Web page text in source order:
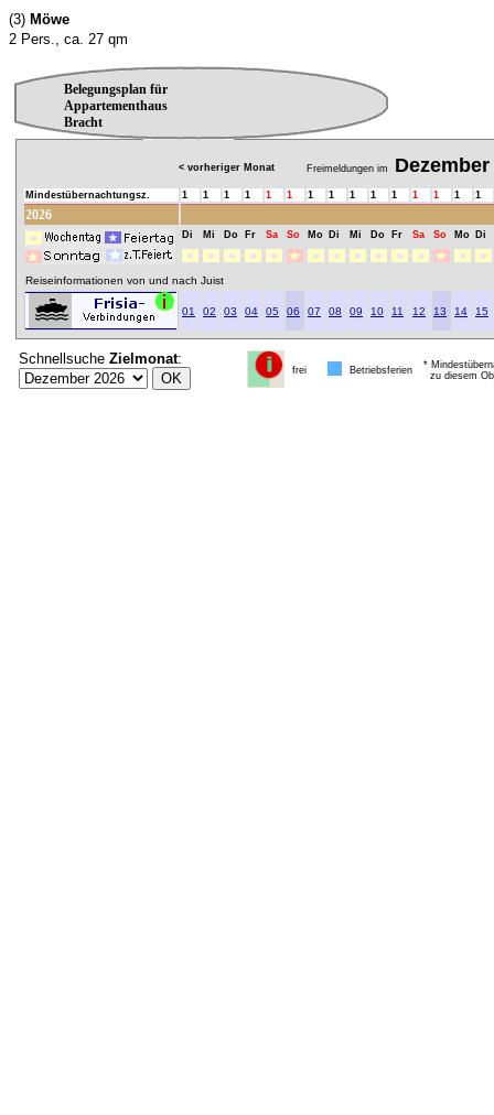
(3) Möwe
2 Pers., ca. 27 qm
Belegungsplan für
Appartementhaus
Bracht
< vorheriger Monat Freimeldungen im Dezember
Mindestübernachtungsz. 1 1 1 1 1 1 1 1 1 1 1 1 1 1 1
2026
Di Mi Do Fr Sa So Mo Di Mi Do Fr Sa So Mo Di
Reiseinformationen von und nach Juist
01 02 03 04 05 06 07 08 09 10 11 12 13 14 15
Schnellsuche Zielmonat:
frei Betriebsferien
*
zu diesem